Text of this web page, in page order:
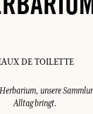
DE TOILETTE
unsere
Alltag bringt.